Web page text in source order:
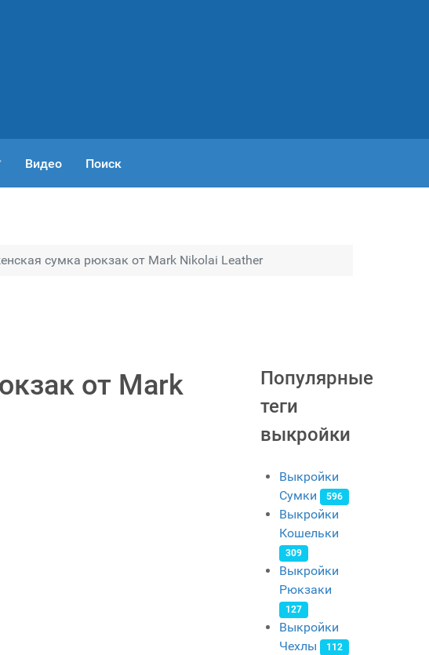
Видео Поиск
сумка рюкзак от Mark Nikolai Leather
от Mark
Популярные
теги
выкройки
Выкройки
Сумки
596
Выкройки
Кошельки
309
Выкройки
Рюкзаки
127
Выкройки
Чехлы
112